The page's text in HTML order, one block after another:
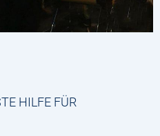
HILFE FÜR